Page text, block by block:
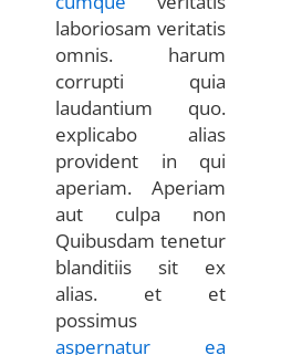
laboriosam veritatis
omnis. harum
corrupti quia
laudantium quo.
explicabo alias
provident in qui
aperiam. Aperiam
aut culpa non
Quibusdam tenetur
blanditiis sit ex
alias. et et
possimus
aspernatur ea